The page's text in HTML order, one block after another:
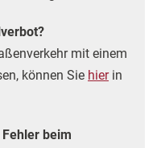
mit einem
können Sie hierin
beim